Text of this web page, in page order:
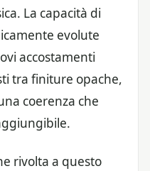
La capacità di
evolute
accostamenti
tra finiture opache,
coerenza che
rivolta a questo